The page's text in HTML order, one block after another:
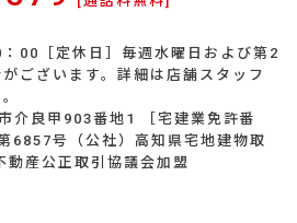
：00［定休日］毎週水曜日および第2
ございます。詳細は店舗スタッフ
介良甲903番地1 ［宅建業免許番
6857号（公社）高知県宅地建物取
動産公正取引協議会加盟